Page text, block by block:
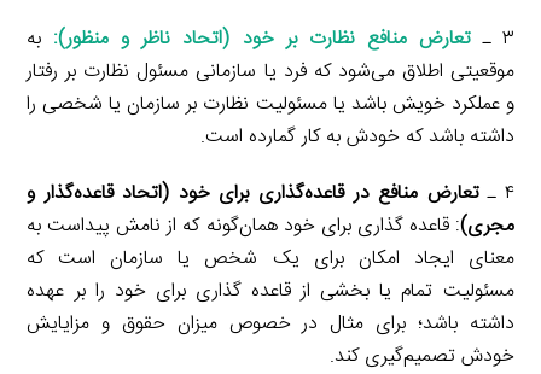
۳ ـ
تعارض منافع نظارت بر خود (اتحاد ناظر و منظور): به
موقعیتی اطلاق می‌شود که فرد یا سازمانی مسئول نظارت بر رفتار
و عملکرد خویش باشد یا مسئولیت نظارت بر سازمان یا شخصی را
داشته باشد که خودش به کار گمارده است.
۴ ـ
تعارض منافع در قاعده‌گذاری برای خود (اتحاد قاعده‌گذار و
مجری): قاعده گذاری برای خود همان‌گونه که از نامش پیداست به
معنای ایجاد امکان برای یک شخص یا سازمان است که
مسئولیت تمام یا بخشی از قاعده گذاری برای خود را بر عهده
داشته باشد؛ برای مثال در خصوص میزان حقوق و مزایایش
خودش تصمیم‌گیری کند.